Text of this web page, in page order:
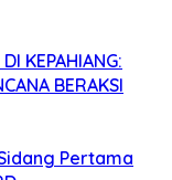
KEPAHIANG:
BERAKSI
Pertama